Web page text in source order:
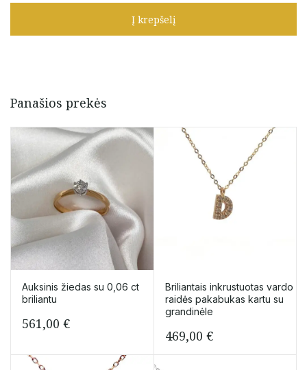
0,03
užsakymas)
Į krepšelį
Panašios prekės
Auksinis žiedas su 0,06 ct
briliantu
561,00 €
Briliantais inkrustuotas vardo
raidės pakabukas kartu su
grandinėle
469,00 €